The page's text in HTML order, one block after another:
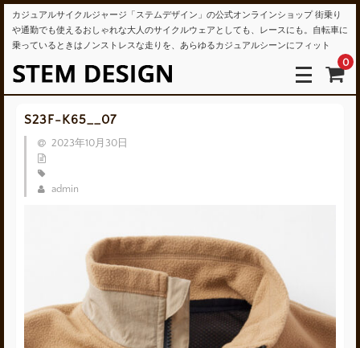
カジュアルサイクルジャージ「ステムデザイン」の公式オンラインショップ 街乗り
や通勤でも使えるおしゃれな大人のサイクルウェアとしても、レースにも。自転車に
乗っているときはノンストレスな走りを、あらゆるカジュアルシーンにフィット
0
S23F-K65__07
2023年10月30日
admin